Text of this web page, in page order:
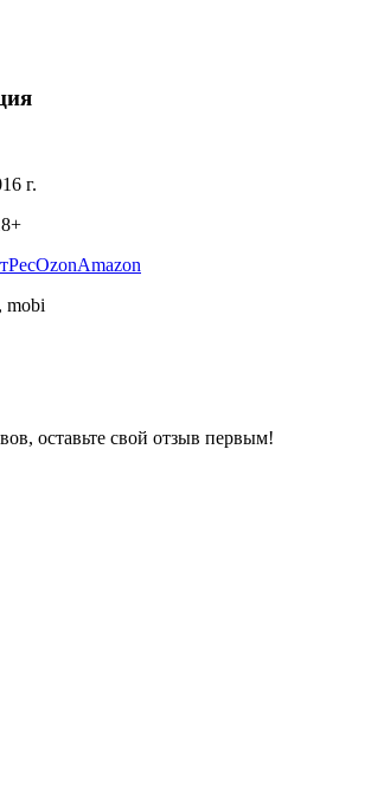
г.
+
OzonAmazon
mobi
оставьте свой отзыв первым!